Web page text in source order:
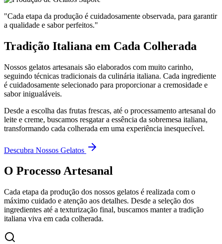
"Cada etapa da produção é cuidadosamente observada, para garantir
a qualidade e sabor perfeitos."
Tradição Italiana em Cada Colherada
Nossos gelatos artesanais são elaborados com muito carinho,
seguindo técnicas tradicionais da culinária italiana. Cada ingrediente
é cuidadosamente selecionado para proporcionar a cremosidade e
sabor inigualáveis.
Desde a escolha das frutas frescas, até o processamento artesanal do
leite e creme, buscamos resgatar a essência da sobremesa italiana,
transformando cada colherada em uma experiência inesquecível.
Descubra Nossos Gelatos
O Processo Artesanal
Cada etapa da produção dos nossos gelatos é realizada com o
máximo cuidado e atenção aos detalhes. Desde a seleção dos
ingredientes até a texturização final, buscamos manter a tradição
italiana viva em cada colherada.